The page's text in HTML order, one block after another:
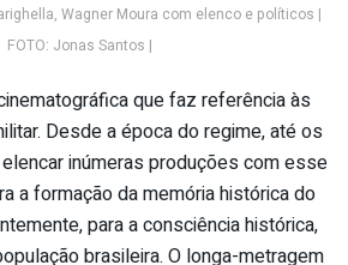
Wagner Moura com elenco e políticos |
FOTO: Jonas Santos |
que faz referência às
Desde a época do regime, até os
inúmeras produções com esse
a formação da memória histórica do
para a consciência histórica,
brasileira. O longa-metragem